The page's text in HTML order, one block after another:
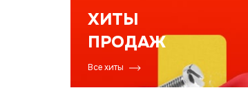
ХИТЫ
ПРОДАЖ
Все хиты